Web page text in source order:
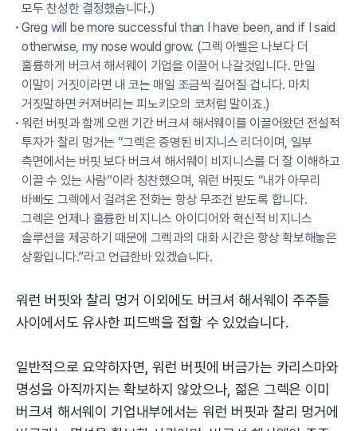
모두 찬성한 결정했습니다.)
Greg will be more successful than I have been, and if I said
otherwise, my nose would grow. (그렉 아벨은 나보다 더
훌륭하게 버크셔 해서웨이 기업을 이끌어 나갈것입니다. 만일
이말이 거짓이라면 내 코는 매일 조금씩 길어질 겁니다. 마치
거짓말하면 커져버리는 피노키오의 코처럼 말이죠.)
워런 버핏과 함께 오랜 기간 버크셔 해서웨이를 이끌어왔던 전설적
투자가 찰리 멍거는 “그렉은 증명된 비지니스 리더이며, 일부
측면에서는 버핏 보다 버크셔 해서웨이 비지니스를 더 잘 이해하고
이끌 수 있는 사람”이라 칭찬했으며, 워런 버핏도 “내가 아무리
바빠도 그렉에서 걸려온 전화는 항상 무조건 받도록 합니다.
그렉은 언제나 훌륭한 비지니스 아이디어와 혁신적 비지니스
솔루션을 제공하기 때문에 그렉과의 대화 시간은 항상 확보해놓은
상황입니다.”라고 언급한바 있겠습니다.
워런 버핏와 찰리 멍거 이외에도 버크셔 해서웨이 주주들
사이에서도 유사한 피드백을 접할 수 있었습니다.
일반적으로 요약하자면, 워런 버핏에 버금가는 카리스마와
명성을 아직까지는 확보하지 않았으나, 젊은 그렉은 이미
버크셔 해서웨이 기업내부에서는 워런 버핏과 찰리 멍거에